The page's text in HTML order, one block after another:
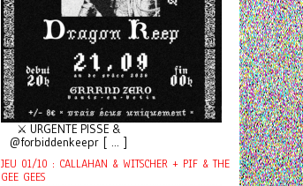
⚔️ URGENTE PISSE &
@forbiddenkeepr [ ... ]
JEU 01/10 : CALLAHAN & WITSCHER + PIF & THE
GEE GEES